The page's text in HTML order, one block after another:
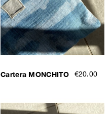
Cartera MONCHITO €20.00